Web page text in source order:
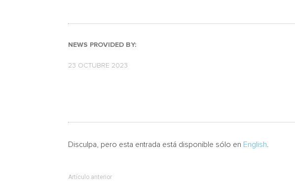
NEWS PROVIDED BY:
23 OCTUBRE 2023
Disculpa, pero esta entrada está disponible sólo en English
Artículo anterior